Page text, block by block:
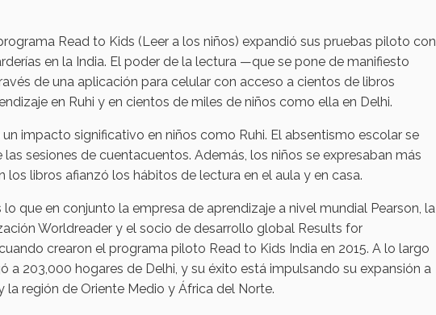
Read to Kids (Leer a los niños) expandió sus pruebas piloto con
en la India. El poder de la lectura —que se pone de manifiesto
de una aplicación para celular con acceso a cientos de libros
en Ruhi y en cientos de miles de niños como ella en Delhi.
impacto significativo en niños como Ruhi. El absentismo escolar se
sesiones de cuentacuentos. Además, los niños se expresaban más
libros afianzó los hábitos de lectura en el aula y en casa.
que en conjunto la empresa de aprendizaje a nivel mundial Pearson, la
Worldreader y el socio de desarrollo global Results for
crearon el programa piloto Read to Kids India en 2015. A lo largo
a 203,000 hogares de Delhi, y su éxito está impulsando su expansión a
la región de Oriente Medio y África del Norte.